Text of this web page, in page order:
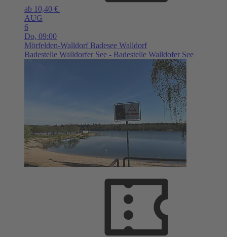
ab 10,40 €
AUG
6
Do, 09:00
Mörfelden-Walldorf Badesee Walldorf
Badestelle Walldorfer See - Badestelle Walldofer See